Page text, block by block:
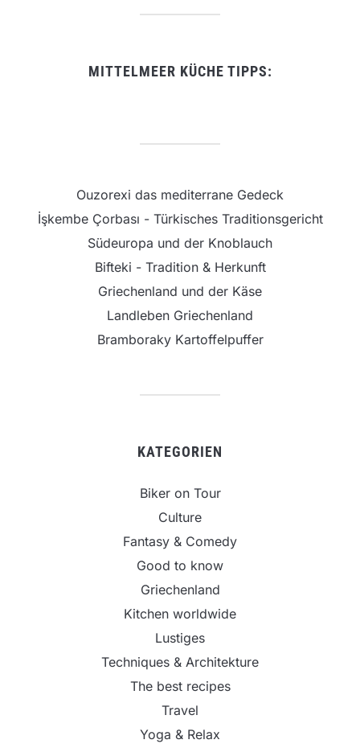
MITTELMEER KÜCHE TIPPS:
Ouzorexi das mediterrane Gedeck
İşkembe Çorbası - Türkisches Traditionsgericht
Südeuropa und der Knoblauch
Bifteki - Tradition & Herkunft
Griechenland und der Käse
Landleben Griechenland
Bramboraky Kartoffelpuffer
KATEGORIEN
Biker on Tour
Culture
Fantasy & Comedy
Good to know
Griechenland
Kitchen worldwide
Lustiges
Techniques & Architekture
The best recipes
Travel
Yoga & Relax